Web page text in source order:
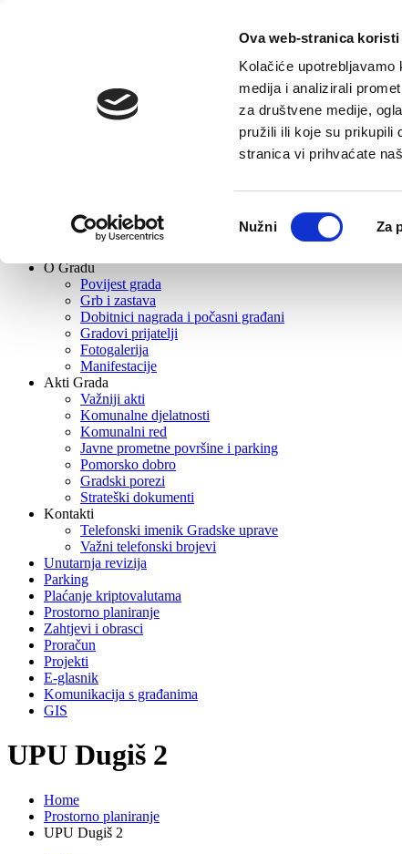
Ova web-stranica
Kolačiće
medija i analizirali
za društvene medije,
pružili ili koje su prikupili
stranica vi prihvaćate
pristanka
Nužni Za
Gradska uprava
Tvrtke
Ustanove
O Gradu
Povijest grada
Grb i zastava
Dobitnici nagrada i počasni građani
Gradovi prijatelji
Fotogalerija
Manifestacije
Akti Grada
Važniji akti
Komunalne djelatnosti
Komunalni red
Javne prometne površine i parking
Pomorsko dobro
Gradski porezi
Strateški dokumenti
Kontakti
Telefonski imenik Gradske uprave
Važni telefonski brojevi
Unutarnja revizija
Parking
Plaćanje kriptovalutama
Prostorno planiranje
Zahtjevi i obrasci
Proračun
Projekti
E-glasnik
Komunikacija s građanima
GIS
UPU Dugiš 2
Home
Prostorno planiranje
UPU Dugiš 2